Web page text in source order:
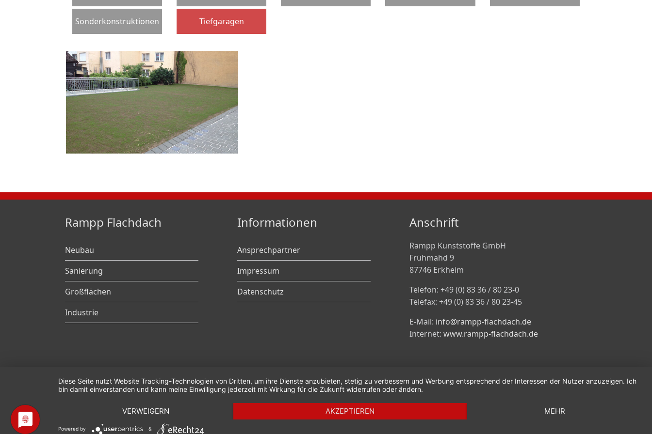
Sonderkonstruktionen Tiefgaragen
Rampp Flachdach
Neubau
Sanierung
Großflächen
Industrie
Informationen
Ansprechpartner
Impressum
Datenschutz
Anschrift
Rampp Kunststoffe GmbH
Frühmahd 9
87746 Erkheim
Telefon: +49 (0) 83 36 / 80 23-0
Telefax: +49 (0) 83 36 / 80 23-45
E-Mail: info@rampp-flachdach.de
Internet:www.rampp-flachdach.de
Diese Seite nutzt Website Tracking-Technologien von Dritten, um ihre Dienste anzubieten, stetig zu verbessern und Werbung entsprechend der Interessen der Nutzer anzuzeigen. Ich
bin damit einverstanden und kann meine Einwilligung jederzeit mit Wirkung für die Zukunft widerrufen oder ändern.
VERWEIGERN AKZEPTIEREN MEHR
Powered by &